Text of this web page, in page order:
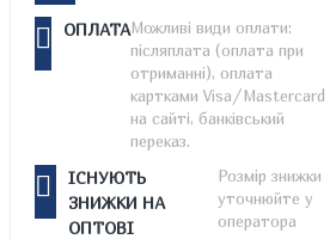
ОПЛАТАМожливі види оплати:
післяплата (оплата при
отриманні), оплата
картками Visa/Mastercard
на сайті, банківський
переказ.
ІСНУЮТЬ
ЗНИЖКИ НА
ОПТОВІ
Розмір знижки
уточнюйте у
оператора